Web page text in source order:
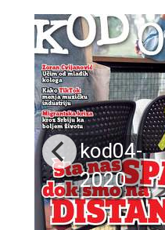
kod04-
2020